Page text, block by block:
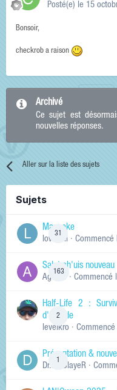
Posté(e) le 15
Bonsoir,
checkrob a raison
Archivé
Ce sujet est
nouvelles réponses.
Aller sur la liste des sujets
Sujets
31
Manneke
lowskill · Commencé
163
Salut ch'uis nouveau
Ag0Nie · Commencé
2
Half-Life 2 :
d'arcade
levelkro · Commencé
Présentation &
Dr.KinSlayeR ·